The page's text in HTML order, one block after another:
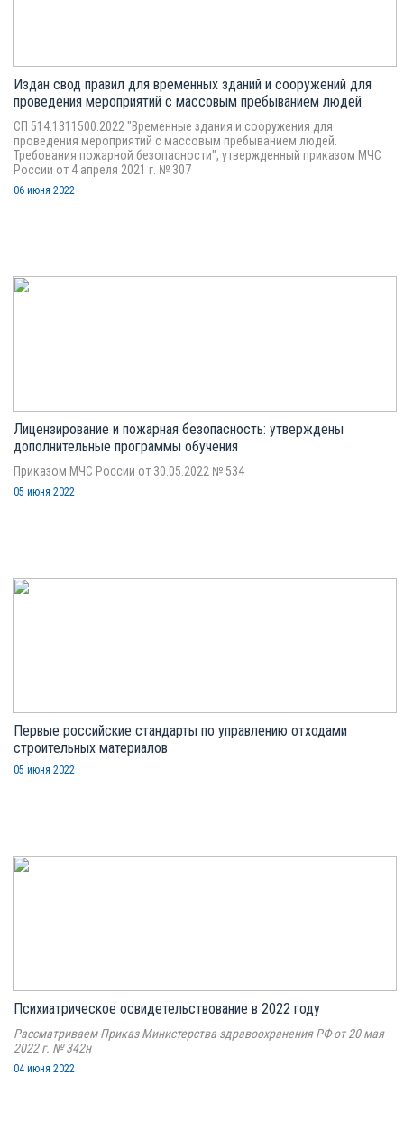
Издан свод правил для временных зданий и сооружений для
проведения мероприятий с массовым пребыванием людей
СП 514.1311500.2022 "Временные здания и сооружения для
проведения мероприятий с массовым пребыванием людей.
Требования пожарной безопасности", утвержденный приказом МЧС
России от 4 апреля 2021 г. № 307
06 июня 2022
Лицензирование и пожарная безопасность: утверждены
дополнительные программы обучения
Приказом МЧС России от 30.05.2022 № 534
05 июня 2022
Первые российские стандарты по управлению отходами
строительных материалов
05 июня 2022
Психиатрическое освидетельствование в 2022 году
Рассматриваем Приказ Министерства здравоохранения РФ от 20 мая
2022 г. № 342н
04 июня 2022